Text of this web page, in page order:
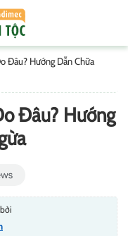
Đâu? Hướng Dẫn Chữa
Đâu? Hướng